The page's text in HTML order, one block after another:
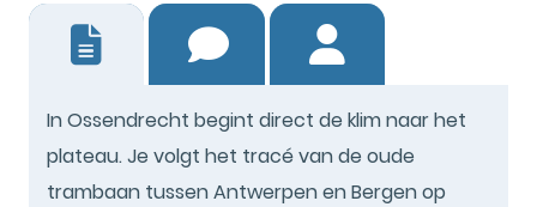
In Ossendrecht begint direct de klim naar het
plateau. Je volgt het tracé van de oude
trambaan tussen Antwerpen en Bergen op